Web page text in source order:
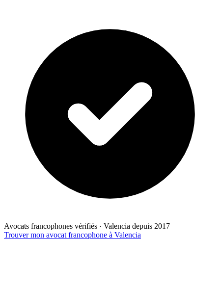
Avocats francophones vérifiés · Valencia depuis 2017
Trouver mon avocat francophone à Valencia